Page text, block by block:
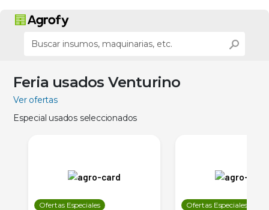
Feria usados Venturino
Ver ofertas
Especial usados seleccionados
Ofertas Especiales Ofertas Especiales